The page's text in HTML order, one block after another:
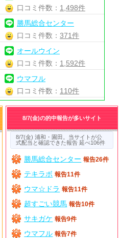
口コミ件数： 1,498件
勝馬総合センター
口コミ件数： 371件
オールウイン
口コミ件数： 1,592件
ウマフル
口コミ件数： 110件
8/7(金)の的中報告が多いサイト
8/7(金) 浦和・園田。当サイトが公
式配当と確認できた報告 延べ106件
勝馬総合センター 報告26件
テキラボ 報告11件
ウマ☆ドラ 報告11件
超すごい競馬 報告10件
サキガケ 報告9件
ウマフル 報告7件